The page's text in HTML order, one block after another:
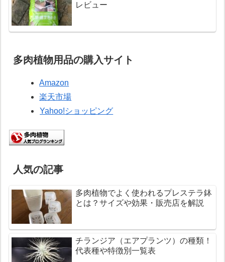
レビュー
多肉植物用品の購入サイト
Amazon
楽天市場
Yahoo!ショッピング
人気の記事
多肉植物でよく使われるプレステラ鉢
とは？サイズや効果・販売店を解説
チランジア（エアプランツ）の種類！
代表種や特徴別一覧表